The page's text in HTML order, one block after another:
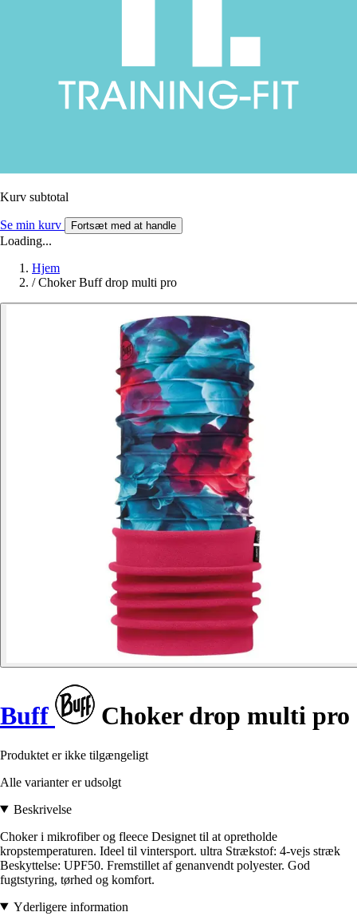
Kurv subtotal
Se min kurv Fortsæt med at handle
Loading...
Hjem
/ Choker Buff drop multi pro
Buff Choker drop multi pro
Produktet er ikke tilgængeligt
Alle varianter er udsolgt
Beskrivelse
Choker i mikrofiber og fleece Designet til at opretholde
kropstemperaturen. Ideel til vintersport. ultra Strækstof: 4-vejs stræk
Beskyttelse: UPF50. Fremstillet af genanvendt polyester. God
fugtstyring, tørhed og komfort.
Yderligere information